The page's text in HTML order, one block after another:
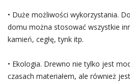
• Duże możliwości wykorzystania.
domu można stosować wszystkie
kamień, cegłę, tynk itp.
• Ekologia. Drewno nie tylko jest
czasach materiałem, ale również